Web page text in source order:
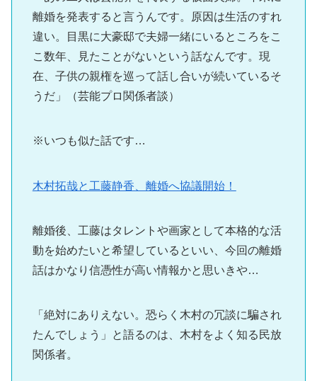
離婚を発表すると言うんです。原因は生活のすれ
違い。目黒に大豪邸で夫婦一緒にいるところをこ
こ数年、見たことがないという話なんです。現
在、子供の親権を巡って話し合いが続いているそ
うだ」（芸能プロ関係者談）
※いつも似た話です…
木村拓哉と工藤静香、離婚へ協議開始！
離婚後、工藤はタレントや画家として本格的な活
動を始めたいと希望しているといい、今回の離婚
話はかなり信憑性が高い情報かと思いきや…
「絶対にありえない。恐らく木村の冗談に騙され
たんでしょう」と語るのは、木村をよく知る民放
関係者。